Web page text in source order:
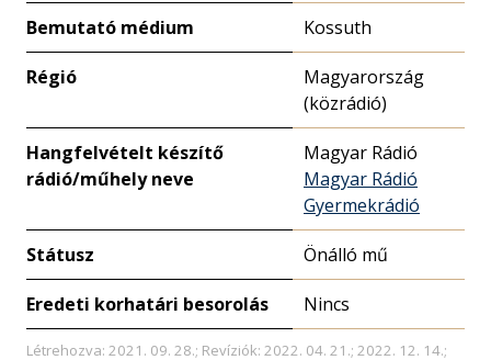
Bemutató médium Kossuth
Régió
Magyarország
(közrádió)
Hangfelvételt készítő
rádió/műhely neve
Magyar Rádió
Magyar Rádió
Gyermekrádió
Státusz Önálló mű
Eredeti korhatári besorolás Nincs
Létrehozva: 2021. 09. 28.; Revíziók: 2022. 04. 21.; 2022. 12. 14.;